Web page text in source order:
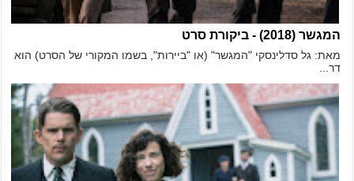
המגשר (2018) - ביקורת סרט
מאת: גל סדלינסקי "המגשר" (או "ביירות", בשמו המקורי של הסרט) הוא
דר...